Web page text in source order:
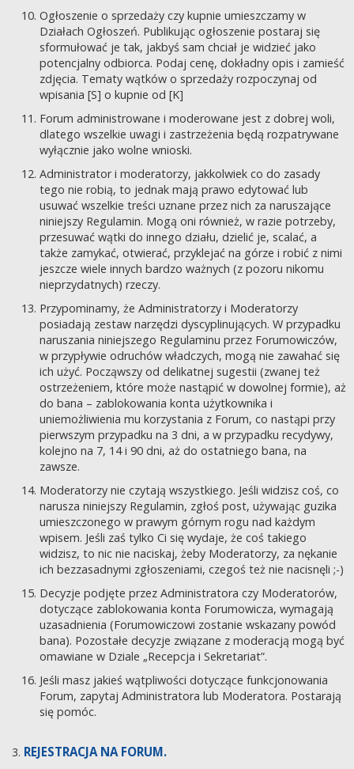
Ogłoszenie o sprzedaży czy kupnie umieszczamy w
Działach Ogłoszeń. Publikując ogłoszenie postaraj się
sformułować je tak, jakbyś sam chciał je widzieć jako
potencjalny odbiorca. Podaj cenę, dokładny opis i zamieść
zdjęcia. Tematy wątków o sprzedaży rozpoczynaj od
wpisania [S] o kupnie od [K]
Forum administrowane i moderowane jest z dobrej woli,
dlatego wszelkie uwagi i zastrzeżenia będą rozpatrywane
wyłącznie jako wolne wnioski.
Administrator i moderatorzy, jakkolwiek co do zasady
tego nie robią, to jednak mają prawo edytować lub
usuwać wszelkie treści uznane przez nich za naruszające
niniejszy Regulamin. Mogą oni również, w razie potrzeby,
przesuwać wątki do innego działu, dzielić je, scalać, a
także zamykać, otwierać, przyklejać na górze i robić z nimi
jeszcze wiele innych bardzo ważnych (z pozoru nikomu
nieprzydatnych) rzeczy.
Przypominamy, że Administratorzy i Moderatorzy
posiadają zestaw narzędzi dyscyplinujących. W przypadku
naruszania niniejszego Regulaminu przez Forumowiczów,
w przypływie odruchów władczych, mogą nie zawahać się
ich użyć. Począwszy od delikatnej sugestii (zwanej też
ostrzeżeniem, które może nastąpić w dowolnej formie), aż
do bana – zablokowania konta użytkownika i
uniemożliwienia mu korzystania z Forum, co nastąpi przy
pierwszym przypadku na 3 dni, a w przypadku recydywy,
kolejno na 7, 14 i 90 dni, aż do ostatniego bana, na
zawsze.
Moderatorzy nie czytają wszystkiego. Jeśli widzisz coś, co
narusza niniejszy Regulamin, zgłoś post, używając guzika
umieszczonego w prawym górnym rogu nad każdym
wpisem. Jeśli zaś tylko Ci się wydaje, że coś takiego
widzisz, to nic nie naciskaj, żeby Moderatorzy, za nękanie
ich bezzasadnymi zgłoszeniami, czegoś też nie nacisnęli ;-)
Decyzje podjęte przez Administratora czy Moderatorów,
dotyczące zablokowania konta Forumowicza, wymagają
uzasadnienia (Forumowiczowi zostanie wskazany powód
bana). Pozostałe decyzje związane z moderacją mogą być
omawiane w Dziale „Recepcja i Sekretariat”.
Jeśli masz jakieś wątpliwości dotyczące funkcjonowania
Forum, zapytaj Administratora lub Moderatora. Postarają
się pomóc.
REJESTRACJA NA FORUM.